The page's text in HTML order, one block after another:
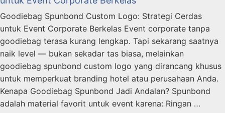
Goodiebag Spunbond Custom Logo: Strategi Cerdas
untuk Event Corporate Berkelas Event corporate tanpa
goodiebag terasa kurang lengkap. Tapi sekarang saatnya
naik level — bukan sekadar tas biasa, melainkan
goodiebag spunbond custom logo yang dirancang khusus
untuk memperkuat branding hotel atau perusahaan Anda.
Kenapa Goodiebag Spunbond Jadi Andalan? Spunbond
adalah material favorit untuk event karena: Ringan …